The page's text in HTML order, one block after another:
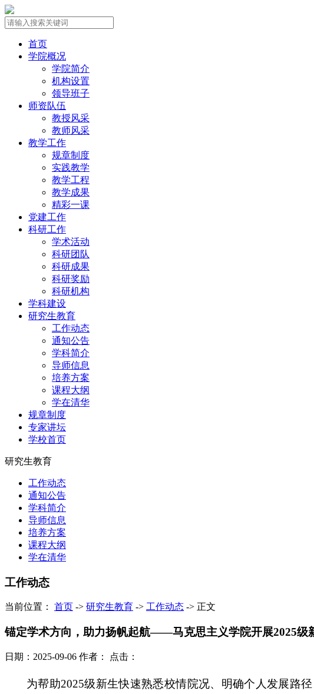
首页
学院概况
学院简介
机构设置
领导班子
师资队伍
教授风采
教师风采
教学工作
规章制度
实践教学
教学工程
教学成果
精彩一课
党建工作
科研工作
学术活动
科研团队
科研成果
科研奖励
科研机构
学科建设
研究生教育
工作动态
通知公告
学科简介
导师信息
培养方案
课程大纲
学在清华
规章制度
专家讲坛
学校首页
研究生教育
工作动态
通知公告
学科简介
导师信息
培养方案
课程大纲
学在清华
工作动态
当前位置： 首页 -> 研究生教育 -> 工作动态 -> 正文
锚定学术方向，助力扬帆起航——马克思主义学院开展2025级
日期：2025-09-06 作者： 点击：
为帮助2025级新生快速熟悉校情院况、明确个人发展路